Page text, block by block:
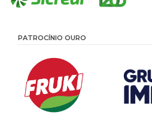
PATROCÍNIO OURO